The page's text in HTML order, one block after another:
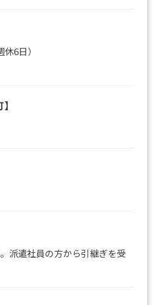
6日）
派遣社員の方から引継ぎを受